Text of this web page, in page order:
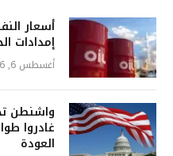
أسعار
إمدادات
أغسطس 6, 2026
واشنطن
غادروا
العودة